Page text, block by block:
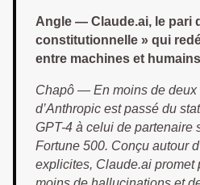
Angle — Claude.ai, le pari
constitutionnelle » qui
entre machines et
Chapô — En moins de deux
d’Anthropic est passé du
GPT-4 à celui de partenaire
Fortune 500. Conçu autour
explicites, Claude.ai promet